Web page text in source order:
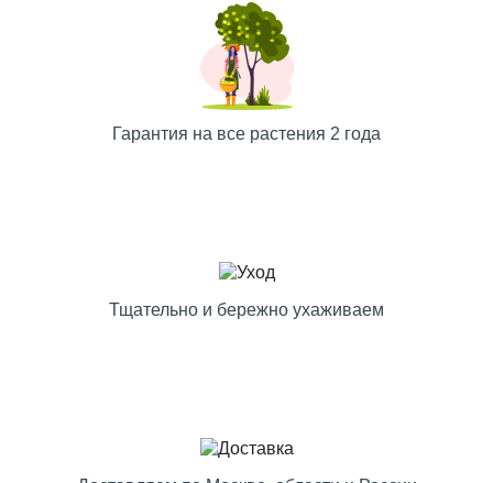
Гарантия на все растения 2 года
Тщательно и бережно ухаживаем